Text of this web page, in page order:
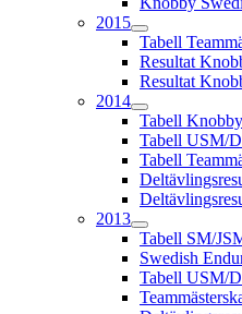
2015
Tabell
Resultat
Resultat
2014
Tabell
Tabell USM/
Tabell
2013
Tabell SM/
Swedish
Tabell USM/